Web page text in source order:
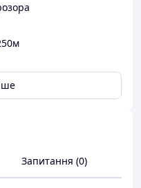
Запитання (0)